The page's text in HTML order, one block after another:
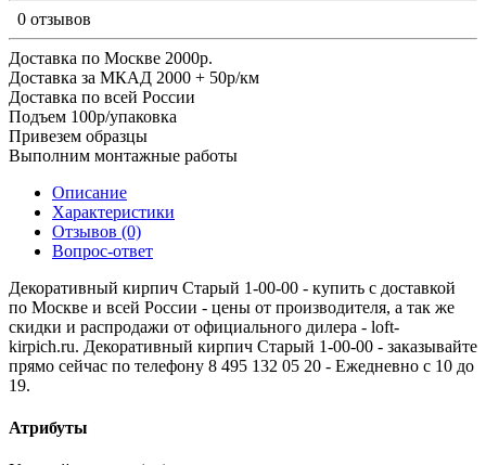
0 отзывов
Доставка по Москве 2000р.
Доставка за МКАД 2000 + 50р/км
Доставка по всей России
Подъем 100р/упаковка
Привезем образцы
Выполним монтажные работы
Описание
Характеристики
Отзывов (0)
Вопрос-ответ
Декоративный кирпич Старый 1-00-00 - купить с доставкой
по Москве и всей России - цены от производителя, а так же
скидки и распродажи от официального дилера - loft-
kirpich.ru. Декоративный кирпич Старый 1-00-00 - заказывайте
прямо сейчас по телефону 8 495 132 05 20 - Ежедневно с 10 до
19.
Атрибуты